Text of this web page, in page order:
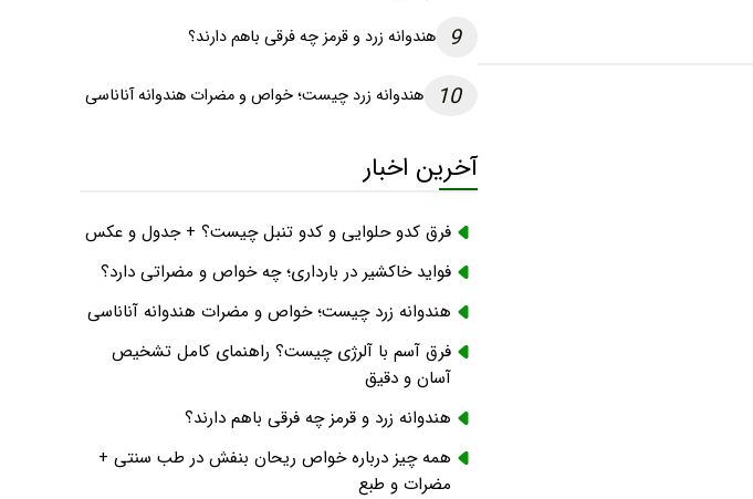
9 هندوانه زرد و قرمز چه فرقی باهم دارند؟
10 هندوانه زرد چیست؛ خواص و مضرات هندوانه آناناسی
آخرین اخبار
فرق کدو حلوایی و کدو تنبل چیست؟ + جدول و عکس
فواید خاکشیر در بارداری؛ چه خواص و مضراتی دارد؟
هندوانه زرد چیست؛ خواص و مضرات هندوانه آناناسی
فرق آسم با آلرژی چیست؟ راهنمای کامل تشخیص
آسان و دقیق
هندوانه زرد و قرمز چه فرقی باهم دارند؟
همه چیز درباره خواص ریحان بنفش در طب سنتی +
مضرات و طبع